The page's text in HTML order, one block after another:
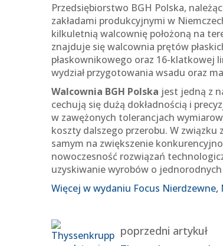
Przedsiębiorstwo BGH Polska,
zakładami produkcyjnymi w
kilkuletnią walcownię położoną na
znajduje się walcownia prętów
płaskownikowego oraz 16-klatkowej
wydział przygotowania wsadu oraz
Walcownia BGH Polska jest jedną z
cechują się dużą dokładnością i
w zawężonych tolerancjach
koszty dalszego przerobu. W
samym na zwiększenie
nowoczesność rozwiązań
uzyskiwanie wyrobów o
Więcej w wydaniu Focus Nierdzewne,
poprzedni artykuł